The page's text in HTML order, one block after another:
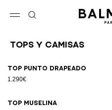
Tops Y Camisas
Top punto drapeado
1.290€
Top muselina